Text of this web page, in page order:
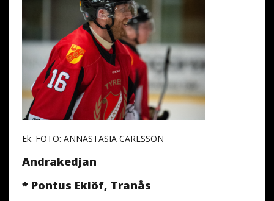
Ek. FOTO: ANNASTASIA CARLSSON
Andrakedjan
* Pontus Eklöf, Tranås